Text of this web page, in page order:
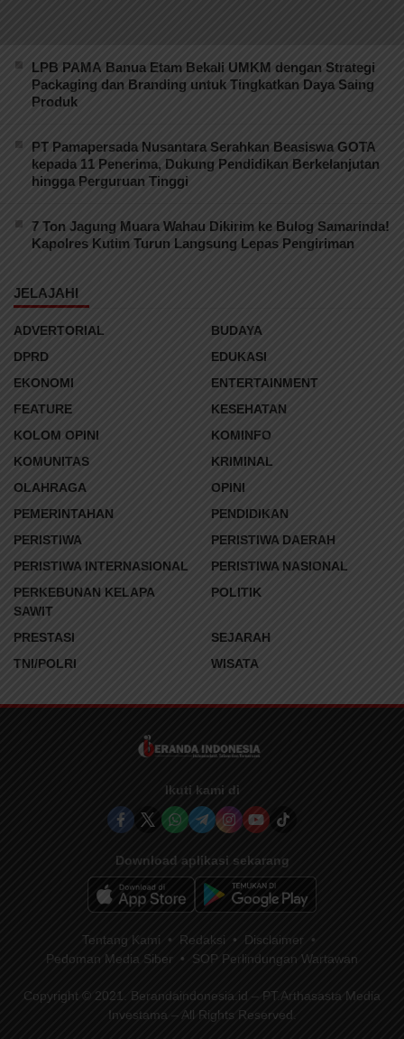
LPB PAMA Banua Etam Bekali UMKM dengan Strategi
Packaging dan Branding untuk Tingkatkan Daya Saing
Produk
PT Pamapersada Nusantara Serahkan Beasiswa GOTA
kepada 11 Penerima, Dukung Pendidikan Berkelanjutan
hingga Perguruan Tinggi
7 Ton Jagung Muara Wahau Dikirim ke Bulog Samarinda!
Kapolres Kutim Turun Langsung Lepas Pengiriman
JELAJAHI
ADVERTORIAL
BUDAYA
DPRD
EDUKASI
EKONOMI
ENTERTAINMENT
FEATURE
KESEHATAN
KOLOM OPINI
KOMINFO
KOMUNITAS
KRIMINAL
OLAHRAGA
OPINI
PEMERINTAHAN
PENDIDIKAN
PERISTIWA
PERISTIWA DAERAH
PERISTIWA INTERNASIONAL
PERISTIWA NASIONAL
PERKEBUNAN KELAPA
SAWIT
POLITIK
PRESTASI
SEJARAH
TNI/POLRI
WISATA
Ikuti kami di
Download aplikasi sekarang
Tentang Kami Redaksi
Disclaimer
Pedoman Media Siber
SOP Perlindungan Wartawan
Copyright © 2021. Berandaindonesia.id – PT.Arthasasta Media
Investama – All Rights Reserved.